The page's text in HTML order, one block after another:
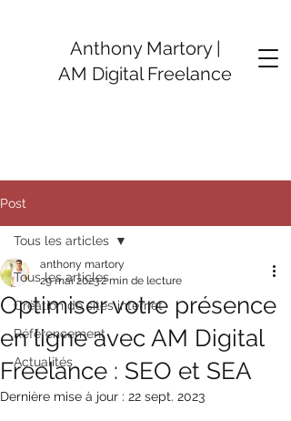
Anthony Martory |
AM Digital Freelance
Post
Tous les articles
Création de sites internet
Référencement
Actualités
Tous les articles
Optimiser votre présence
en ligne avec AM Digital
Freelance : SEO et SEA
anthony martory
29 mai 20232 min de lecture
Dernière mise à jour : 22 sept. 2023